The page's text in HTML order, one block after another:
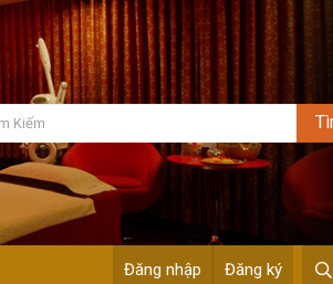
Đăng nhập Đăng ký